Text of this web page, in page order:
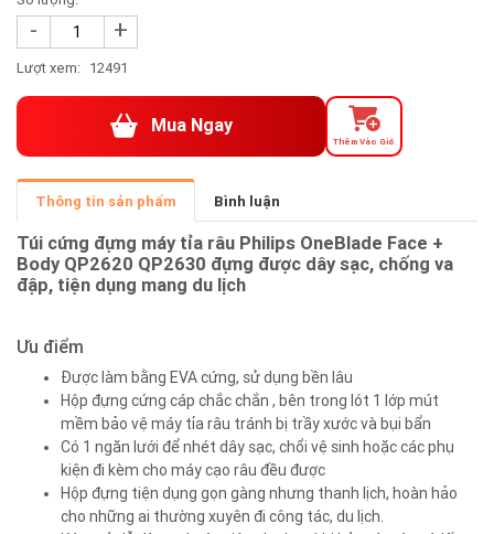
- +
Lượt xem: 12491
Mua Ngay
Thêm Vào Giỏ
Thông tin sản phẩm Bình luận
Túi cứng đựng máy tỉa râu Philips OneBlade Face +
Body QP2620 QP2630 đựng được dây sạc, chống va
đập, tiện dụng mang du lịch
Ưu điểm
Được làm bằng EVA cứng, sử dụng bền lâu
Hộp đựng cứng cáp chắc chắn , bên trong lót 1 lớp mút
mềm bảo vệ máy tỉa râu tránh bị trầy xước và bụi bẩn
Có 1 ngăn lưới để nhét dây sạc, chổi vệ sinh hoặc các phụ
kiện đi kèm cho máy cạo râu đều được
Hộp đựng tiện dụng gọn gàng nhưng thanh lịch, hoàn hảo
cho những ai thường xuyên đi công tác, du lịch.